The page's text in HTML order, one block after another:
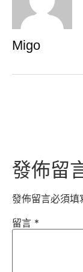
Migo
發佈留
發佈留言必須填
留言 *